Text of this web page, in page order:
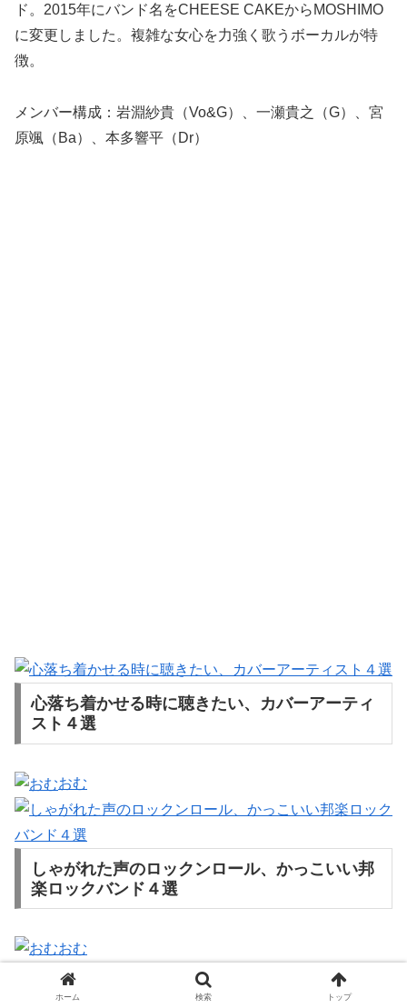
ド。2015年にバンド名をCHEESE CAKEからMOSHIMO
に変更しました。複雑な女心を力強く歌うボーカルが特
徴。
メンバー構成：岩淵紗貴（Vo&G）、一瀬貴之（G）、宮
原颯（Ba）、本多響平（Dr）
心落ち着かせる時に聴きたい、カバーアーティ
スト４選
おむ
しゃがれた声のロックンロール、かっこいい邦
楽ロックバンド４選
おむ
ホーム 検索 トップ